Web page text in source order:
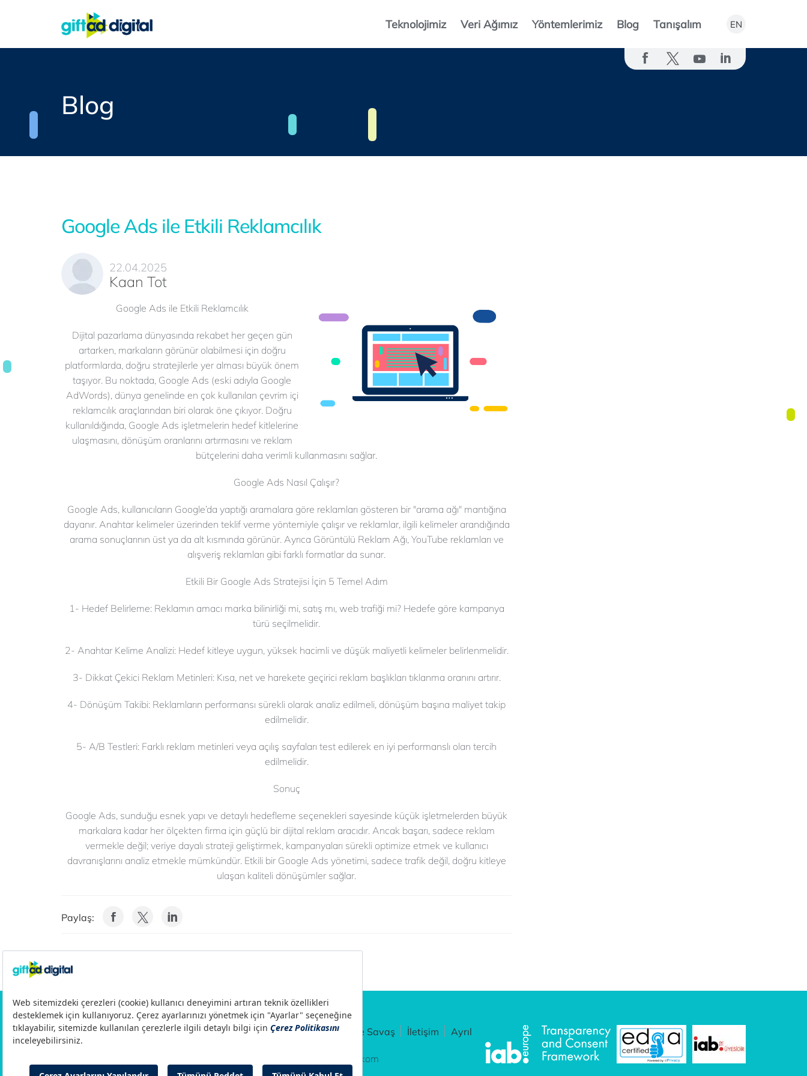
EN
Teknolojimiz Veri Ağımız Yöntemlerimiz Blog Tanışalım
Blog
Google Ads ile Etkili Reklamcılık
22.04.2025
Kaan Tot
Google Ads ile Etkili Reklamcılık
Dijital pazarlama dünyasında rekabet her geçen gün
artarken, markaların görünür olabilmesi için doğru
platformlarda, doğru stratejilerle yer alması büyük önem
taşıyor. Bu noktada, Google Ads (eski adıyla Google
AdWords), dünya genelinde en çok kullanılan çevrim içi
reklamcılık araçlarından biri olarak öne çıkıyor. Doğru
kullanıldığında, Google Ads işletmelerin hedef kitlelerine
ulaşmasını, dönüşüm oranlarını artırmasını ve reklam
bütçelerini daha verimli kullanmasını sağlar.
Google Ads Nasıl Çalışır?
Google Ads, kullanıcıların Google’da yaptığı aramalara göre reklamları gösteren bir "arama ağı" mantığına
dayanır. Anahtar kelimeler üzerinden teklif verme yöntemiyle çalışır ve reklamlar, ilgili kelimeler arandığında
arama sonuçlarının üst ya da alt kısmında görünür. Ayrıca Görüntülü Reklam Ağı, YouTube reklamları ve
alışveriş reklamları gibi farklı formatlar da sunar.
Etkili Bir Google Ads Stratejisi İçin 5 Temel Adım
1- Hedef Belirleme: Reklamın amacı marka bilinirliği mi, satış mı, web trafiği mi? Hedefe göre kampanya
türü seçilmelidir.
2- Anahtar Kelime Analizi: Hedef kitleye uygun, yüksek hacimli ve düşük maliyetli kelimeler belirlenmelidir.
3- Dikkat Çekici Reklam Metinleri: Kısa, net ve harekete geçirici reklam başlıkları tıklanma oranını artırır.
4- Dönüşüm Takibi: Reklamların performansı sürekli olarak analiz edilmeli, dönüşüm başına maliyet takip
edilmelidir.
5- A/B Testleri: Farklı reklam metinleri veya açılış sayfaları test edilerek en iyi performanslı olan tercih
edilmelidir.
Sonuç
Google Ads, sunduğu esnek yapı ve detaylı hedefleme seçenekleri sayesinde küçük işletmelerden büyük
markalara kadar her ölçekten firma için güçlü bir dijital reklam aracıdır. Ancak başarı, sadece reklam
vermekle değil; veriye dayalı strateji geliştirmek, kampanyaları sürekli optimize etmek ve kullanıcı
davranışlarını analiz etmekle mümkündür. Etkili bir Google Ads yönetimi, sadece trafik değil, doğru kitleye
ulaşan kaliteli dönüşümler sağlar.
Paylaş:
Gizlilik Politikası Aydınlatma Metni Çerez Ayarları Sahtecilikle Savaş İletişim Ayrıl
© 2011-2026 Giftad Digital - Türk Telekom